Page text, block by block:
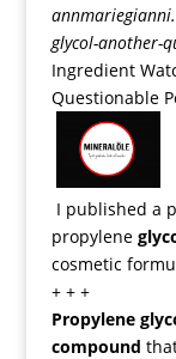
glycol-another-
Ingredient
Questionable
I published a
propylene
cosmetic
+ + +
Propylene
compound